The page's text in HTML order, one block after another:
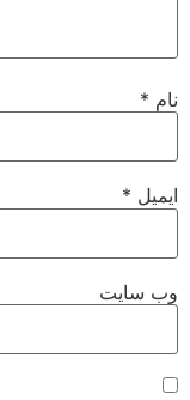
نام *
ایمیل *
وب‌ سایت